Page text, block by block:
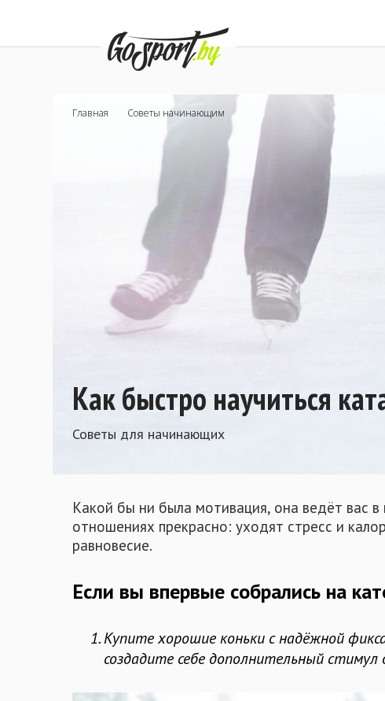
Главная Советы начинающим
Как быстро научиться
Советы для начинающих
Какой бы ни была мотивация, она ведёт вас в
отношениях прекрасно: уходят стресс и
равновесие.
Если вы впервые собрались на
Купите хорошие коньки с надёжной
создадите себе дополнительный